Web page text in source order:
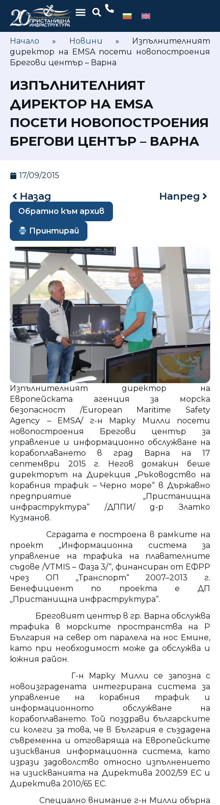
Начало » Новини » Изпълнителният
директор на EMSA посети новопостроения
Брегови център – Варна
ИЗПЪЛНИТЕЛНИЯТ
ДИРЕКТОР НА EMSA
ПОСЕТИ НОВОПОСТРОЕНИЯ
БРЕГОВИ ЦЕНТЪР – ВАРНА
17/09/2015
Назад Напред
Обратно към архив
Принтирай
Изпълнителният директор на
Европейската агенция за морска
безопасност /European Maritime Safety
Agency
– EMSA/ г-н Марку Милли посети
новопостроения Брегови център за
управление и информационно обслужване на
корабоплаването в град Варна на 17
септември 2015 г. Негов домакин беше
директорът на Дирекция „Ръководство на
корабния трафик – Черно море“ в Държавно
предприятие „Пристанищна
инфраструктура“ /ДППИ/ д-р Златко
Кузманов.
Сградата е построена в рамките на
проект „Информационна система за
управление на трафика на плавателните
съдове /VTMIS – Фаза 3/“, финансиран от ЕФРР
чрез ОП „Транспорт“ 2007–2013 г.
Бенефициент по проекта е ДП
„Пристанищна инфраструктура“.
Бреговият център в гр. Варна обслужва
трафика в морските пространства на Р
България на север от паралела на нос Емине,
като при необходимост може да обслужва и
южния район.
Г-н Марку Милли се запозна с
новоизградената интегрирана система за
управление на корабния трафик и
информационното обслужване на
корабоплаването. Той поздрави българските
си колеги за това, че в България е създадена
съвременна и отговаряща на Европейските
изисквания информационна система, като
изрази задоволство относно изпълнението
на изискванията на Директива 2002/59 ЕС и
Директива 2010/65 ЕС.
Специално внимание г-н Милли обърна